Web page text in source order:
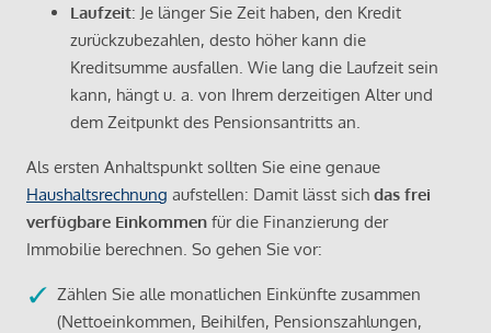
Laufzeit: Je länger Sie Zeit haben, den Kredit
zurückzubezahlen, desto höher kann die
Kreditsumme ausfallen. Wie lang die Laufzeit sein
kann, hängt u. a. von Ihrem derzeitigen Alter und
dem Zeitpunkt des Pensionsantritts an.
Als ersten Anhaltspunkt sollten Sie eine genaue
Haushaltsrechnung aufstellen: Damit lässt sich das frei
verfügbare Einkommen für die Finanzierung der
Immobilie berechnen. So gehen Sie vor:
Zählen Sie alle monatlichen Einkünfte zusammen
(Nettoeinkommen, Beihilfen, Pensionszahlungen,